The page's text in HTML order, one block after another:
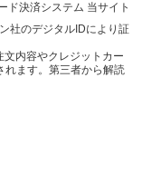
当サイト
社のデジタルIDにより証
内容やクレジットカー
れます。第三者から解読